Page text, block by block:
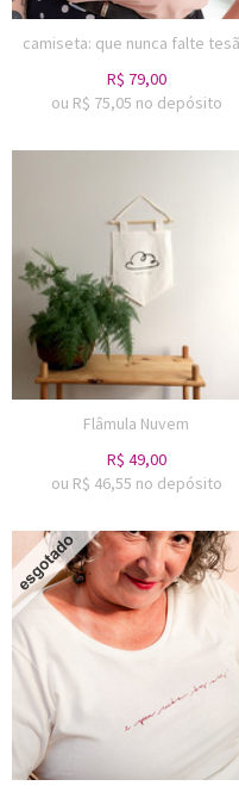
camiseta: que nunca falte
R$ 79,00
ou R$ 75,05 no depósito
Flâmula Nuvem
R$ 49,00
ou R$ 46,55 no depósito